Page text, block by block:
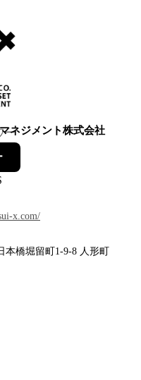
ネジメント株式会社
ー
x.com/
本橋堀留町1-9-8 人形町